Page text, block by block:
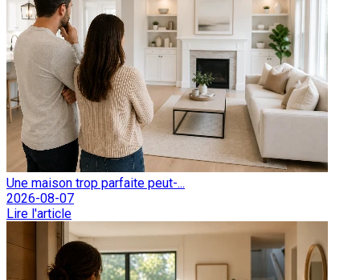
Une maison trop parfaite peut-...
2026-08-07
Lire l'article